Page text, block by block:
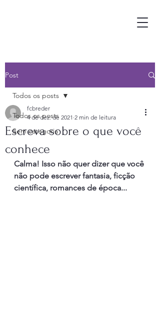
Post
Todos os posts
Sem categoria
Todos os posts
Escreva sobre o que você
conhece
fcbreder
4 de dez. de 2021 2 min de leitura
Calma! Isso não quer dizer que você
não pode escrever fantasia, ficção
científica, romances de época...